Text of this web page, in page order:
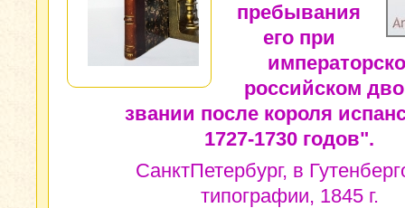
пребывания
его при
российском
звании после короля
1727-1730 годов".
СанктПетербург, в
типографии, 1845 г.